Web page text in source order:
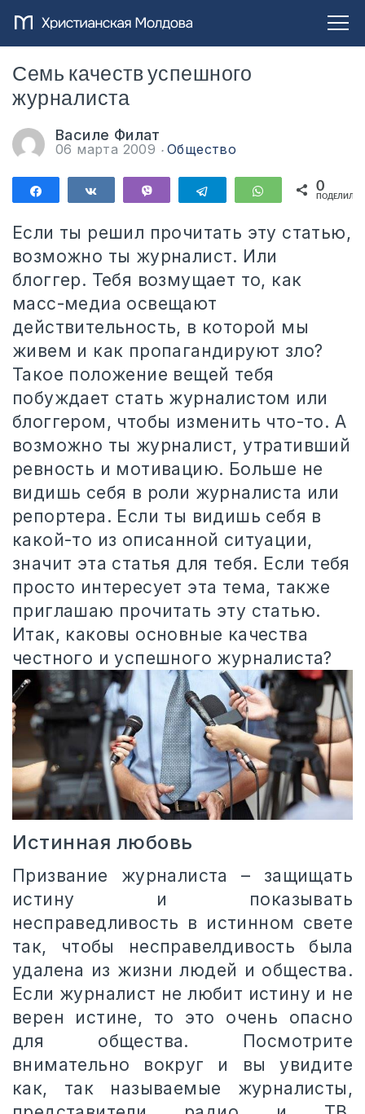
Семь качеств успешного
журналиста
Василе Филат
06 марта 2009 Общество
ПоделитьсяПоделиться Telegram WhatsApp
0
Если ты решил прочитать эту статью,
возможно ты журналист. Или
блоггер. Тебя возмущает то, как
масс-медиа освещают
действительность, в которой мы
живем и как пропагандируют зло?
Такое положение вещей тебя
побуждает стать журналистом или
блоггером, чтобы изменить что-то. А
возможно ты журналист, утративший
ревность и мотивацию. Больше не
видишь себя в роли журналиста или
репортера. Если ты видишь себя в
какой-то из описанной ситуации,
значит эта статья для тебя. Если тебя
просто интересует эта тема, также
приглашаю прочитать эту статью.
Итак, каковы основные качества
честного и успешного журналиста?
Истинная любовь
Призвание журналиста – защищать
истину и показывать
несправедливость в истинном свете
так, чтобы несправелдивость была
удалена из жизни людей и общества.
Если журналист не любит истину и не
верен истине, то это очень опасно
для общества. Посмотрите
внимательно вокруг и вы увидите
как, так называемые журналисты,